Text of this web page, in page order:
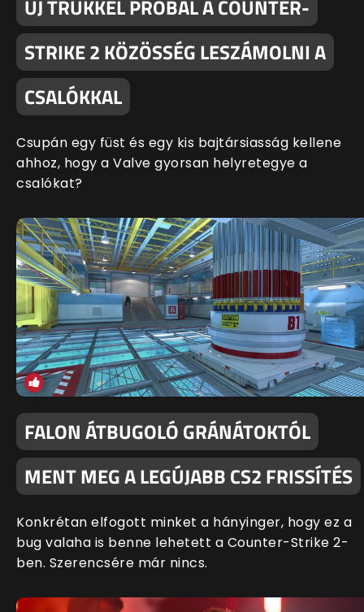
ÚJ TRÜKKEL PRÓBÁL A COUNTER-
STRIKE 2 KÖZÖSSÉG LESZÁMOLNI A
CSALÓKKAL
Csupán egy füst és egy kis bajtársiasság kellene
ahhoz, hogy a Valve gyorsan helyretegye a
csalókat?
FALON ÁTBUGOLÓ GRÁNÁTOKTÓL
MENT MEG A LEGÚJABB CS2 FRISSÍTÉS
Konkrétan elfogott minket a hányinger, hogy ez a
bug valaha is benne lehetett a Counter-Strike 2-
ben. Szerencsére már nincs.